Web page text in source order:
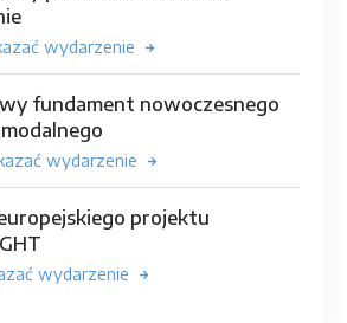
wydarzenie
fundament nowoczesnego
wydarzenie
projektu
wydarzenie